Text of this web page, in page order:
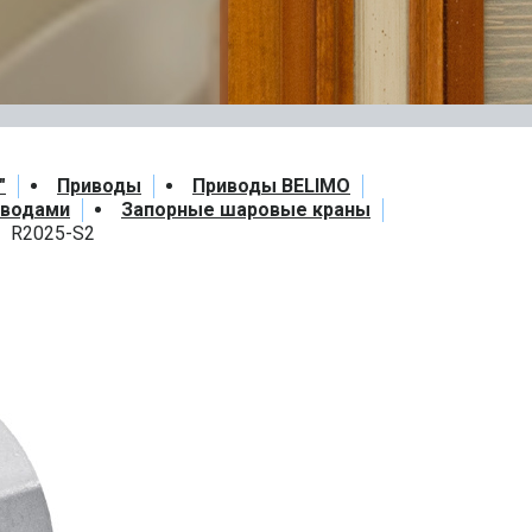
Приводы
Приводы BELIMO
Запорные шаровые краны
R2025-S2